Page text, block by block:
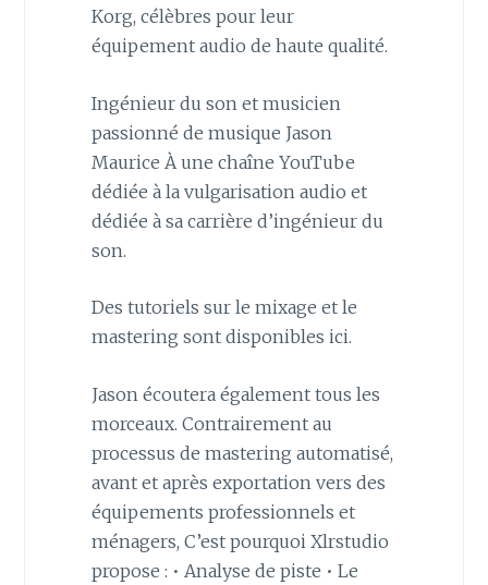
Korg, célèbres pour leur
équipement audio de haute qualité.
Ingénieur du son et musicien
passionné de musique Jason
Maurice À une chaîne YouTube
dédiée à la vulgarisation audio et
dédiée à sa carrière d’ingénieur du
son.
Des tutoriels sur le mixage et le
mastering sont disponibles ici.
Jason écoutera également tous les
morceaux. Contrairement au
processus de mastering automatisé,
avant et après exportation vers des
équipements professionnels et
ménagers, C’est pourquoi Xlrstudio
propose : • Analyse de piste • Le